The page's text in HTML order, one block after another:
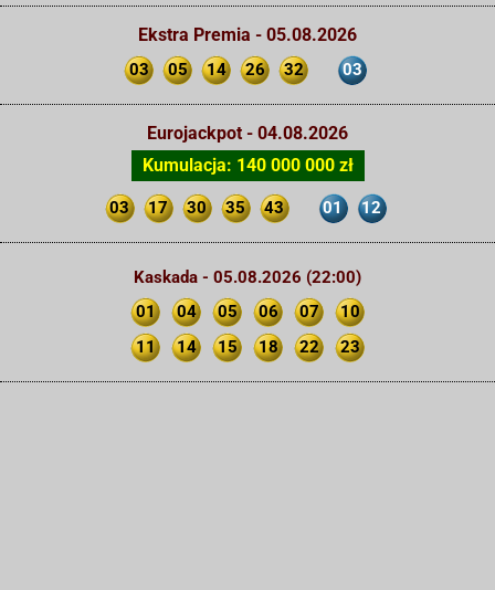
Ekstra Premia - 05.08.2026
03 05 14 26 32 03
Eurojackpot - 04.08.2026
Kumulacja: 140 000 000 zł
03 17 30 35 43 01 12
Kaskada - 05.08.2026 (22:00)
01
04 05 06 07
10
11
14 15 18 22 23